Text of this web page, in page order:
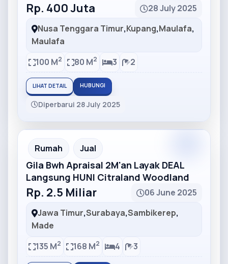
Rp. 400 Juta
28 July 2025
Nusa Tenggara Timur,Kupang,Maulafa,
Maulafa
100 M2 80 M2 3 2
LIHAT DETAIL HUBUNGI
Diperbarui 28 July 2025
Partner Ad
Rumah Jual
Gila Bwh Apraisal 2M'an Layak DEAL
Langsung HUNI Citraland Woodland
Rp. 2.5 Miliar
06 June 2025
Jawa Timur,Surabaya,Sambikerep,
Made
135 M2 168 M2 4 3